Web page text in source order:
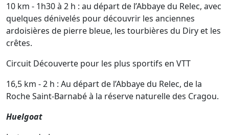
10 km - 1h30 à 2 h : au départ de l’Abbaye du Relec, avec
quelques dénivelés pour découvrir les anciennes
ardoisières de pierre bleue, les tourbières du Diry et les
crêtes.
Circuit Découverte pour les plus sportifs en VTT
16,5 km - 2 h : Au départ de l’Abbaye du Relec, de la
Roche Saint-Barnabé à la réserve naturelle des Cragou.
Huelgoat